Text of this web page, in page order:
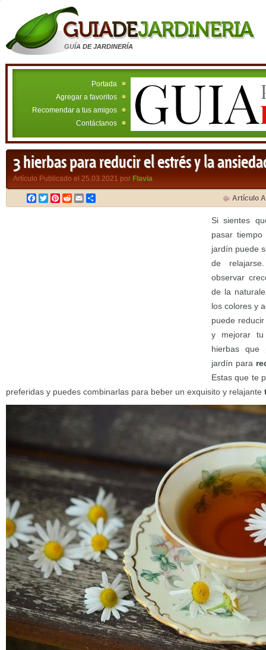
GUÍA DE JARDINERÍA
Portada
Agregar a favoritos
Recomendar a tus amigos
Contáctanos
3 hierbas para reducir el estrés y la
Artículo Publicado el 25.03.2021 por Flavia
Facebook
TwitterPinterest
RedditEmail Artículo
Si sientes
pasar
jardín puede
de
observar
de la
los colores y
puede
y mejorar
hierbas que
jardín para
Estas que te
preferidas y puedes combinarlas para beber un exquisito y relajante